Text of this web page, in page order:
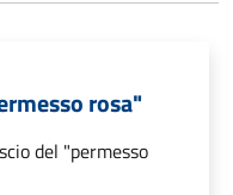
rosa"
del "permesso